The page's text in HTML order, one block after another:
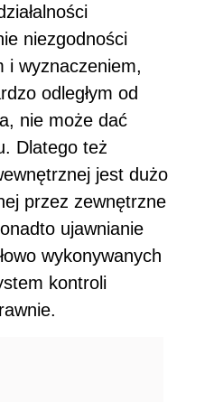
niezgodności
i wyznaczeniem,
odległym od
nie może dać
Dlatego też
jest dużo
przez zewnętrzne
ujawnianie
wykonywanych
kontroli